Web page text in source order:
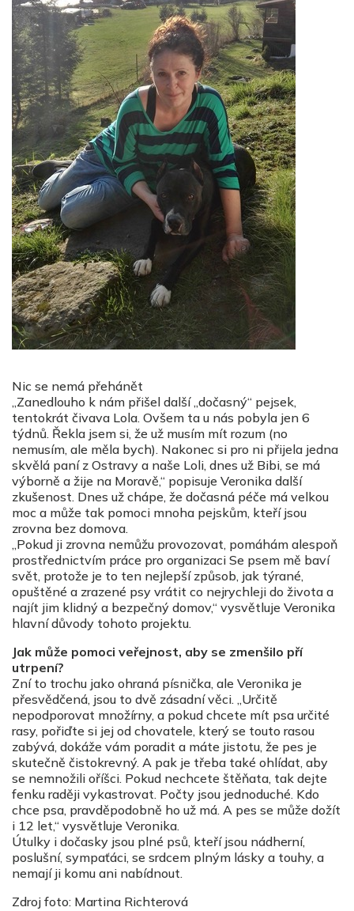
Nic se nemá přehánět
„Zanedlouho k nám přišel další „dočasný“ pejsek,
tentokrát čivava Lola. Ovšem ta u nás pobyla jen 6
týdnů. Řekla jsem si, že už musím mít rozum (no
nemusím, ale měla bych). Nakonec si pro ni přijela jedna
skvělá paní z Ostravy a naše Loli, dnes už Bibi, se má
výborně a žije na Moravě,“ popisuje Veronika další
zkušenost. Dnes už chápe, že dočasná péče má velkou
moc a může tak pomoci mnoha pejskům, kteří jsou
zrovna bez domova.
„Pokud ji zrovna nemůžu provozovat, pomáhám alespoň
prostřednictvím práce pro organizaci Se psem mě baví
svět, protože je to ten nejlepší způsob, jak týrané,
opuštěné a zrazené psy vrátit co nejrychleji do života a
najít jim klidný a bezpečný domov,“ vysvětluje Veronika
hlavní důvody tohoto projektu.
Jak může pomoci veřejnost, aby se zmenšilo pří
utrpení?
Zní to trochu jako ohraná písnička, ale Veronika je
přesvědčená, jsou to dvě zásadní věci. „Určitě
nepodporovat množírny, a pokud chcete mít psa určité
rasy, pořiďte si jej od chovatele, který se touto rasou
zabývá, dokáže vám poradit a máte jistotu, že pes je
skutečně čistokrevný. A pak je třeba také ohlídat, aby
se nemnožili oříšci. Pokud nechcete štěňata, tak dejte
fenku raději vykastrovat. Počty jsou jednoduché. Kdo
chce psa, pravděpodobně ho už má. A pes se může dožít
i 12 let,“ vysvětluje Veronika.
Útulky i dočasky jsou plné psů, kteří jsou nádherní,
poslušní, sympaťáci, se srdcem plným lásky a touhy, a
nemají ji komu ani nabídnout.
Zdroj foto: Martina Richterová